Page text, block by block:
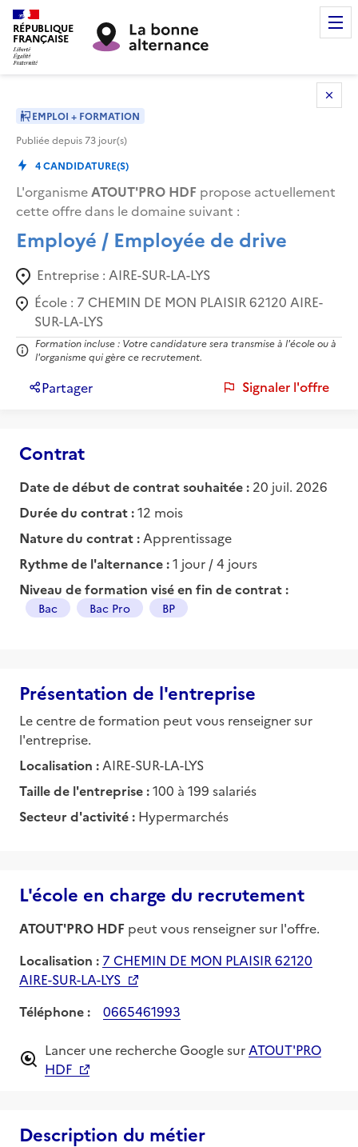
RÉPUBLIQUE
FRANÇAISE
EMPLOI + FORMATION
Publiée depuis73 jour(s)
4CANDIDATURE(S)
L'organismeATOUT'PRO HDF propose actuellement
cette offre dans le domaine suivant :
Employé / Employée de drive
Entreprise : AIRE-SUR-LA-LYS
École : 7 CHEMIN DE MON PLAISIR 62120 AIRE-
SUR-LA-LYS
Formation incluse : Votre candidature sera transmise à l'école ou à
l'organisme qui gère ce recrutement.
Partager Signaler l'offre
Contrat
Date de début de contrat souhaitée : 20 juil. 2026
Durée du contrat :12 mois
Nature du contrat : Apprentissage
Rythme de l'alternance :1 jour / 4 jours
Niveau de formation visé en fin de contrat :
Bac Bac Pro BP
Présentation de l'entreprise
Le centre de formation peut vous renseigner sur
l'entreprise.
Localisation : AIRE-SUR-LA-LYS
Taille de l'entreprise :100 à 199 salariés
Secteur d'activité : Hypermarchés
L'école en charge du recrutement
ATOUT'PRO HDF peut vous renseigner sur l'offre.
Localisation : 7 CHEMIN DE MON PLAISIR 62120
AIRE-SUR-LA-LYS
Téléphone :
0665461993
Lancer une recherche Google sur ATOUT'PRO
HDF
Description du métier